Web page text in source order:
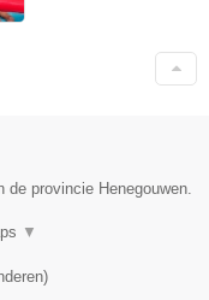
de provincie Henegouwen.
▼
)